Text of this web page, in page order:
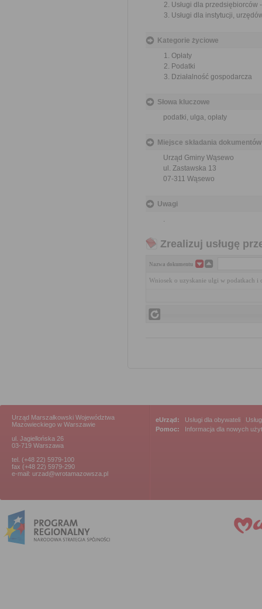
Usługi dla przedsiębiorców
Usługi dla instytucji,
Kategorie życiowe
Opłaty
Podatki
Działalność gospodarcza
Słowa kluczowe
podatki, ulga, opłaty
Miejsce składania dokumentów
Urząd Gminy Wąsewo
ul. Zastawska 13
07-311 Wąsewo
Uwagi
.
Zrealizuj usługę
Nazwa dokumentu
Wniosek o uzyskanie ulgi w podatkach i
Urząd Marszałkowski Województwa
Mazowieckiego w Warszawie
ul. Jagiellońska 26
03-719 Warszawa
tel. (+48 22) 5979-100
fax (+48 22) 5979-290
e-mail: urzad@wrotamazowsza.pl
eUrząd: Usługi dla obywateli
Pomoc:
Informacja dla nowych